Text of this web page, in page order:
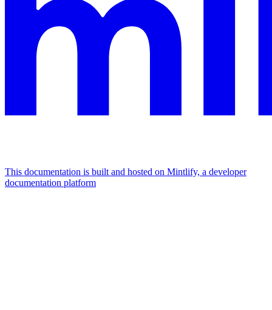
This documentation is built and hosted on Mintlify, a developer
documentation platform